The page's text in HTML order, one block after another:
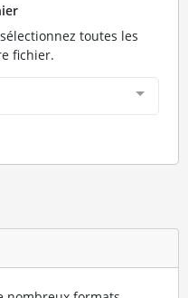
toutes les
fichier.